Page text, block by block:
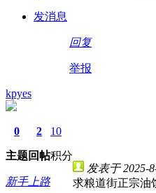
发消息
回复
举报
kpyes
0
主题
2
回帖
10
积分
新手上路
发表于 2025-
求粮道街正宗油